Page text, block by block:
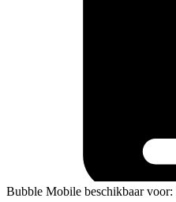
Bubble Mobile beschikbaar